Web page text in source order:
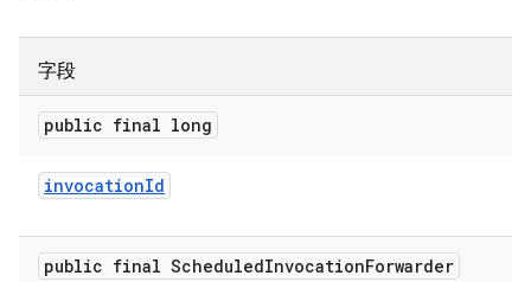
字段
public final long
invocationId
public final ScheduledInvocationForwarder